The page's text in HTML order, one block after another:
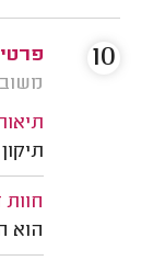
משוב: 08/12/
הוא
10